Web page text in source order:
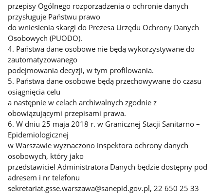
przepisy Ogólnego rozporządzenia o ochronie danych
przysługuje Państwu prawo
do wniesienia skargi do Prezesa Urzędu Ochrony Danych
Osobowych (PUODO).
4. Państwa dane osobowe nie będą wykorzystywane do
zautomatyzowanego
podejmowania decyzji, w tym profilowania.
5. Państwa dane osobowe będą przechowywane do czasu
osiągnięcia celu
a następnie w celach archiwalnych zgodnie z
obowiązującymi przepisami prawa.
6. W dniu 25 maja 2018 r. w Granicznej Stacji Sanitarno –
Epidemiologicznej
w Warszawie wyznaczono inspektora ochrony danych
osobowych, który jako
przedstawiciel Administratora Danych będzie dostępny pod
adresem i nr telefonu
sekretariat.gsse.warszawa@sanepid.gov.pl, 22 650 25 33